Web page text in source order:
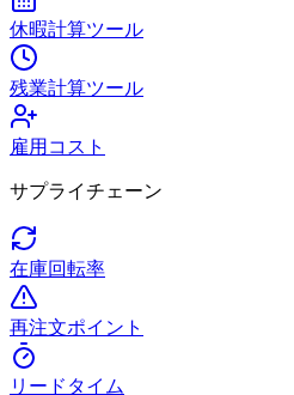
休暇計算ツール
残業計算ツール
雇用コスト
サプライチェーン
在庫回転率
再注文ポイント
リードタイム